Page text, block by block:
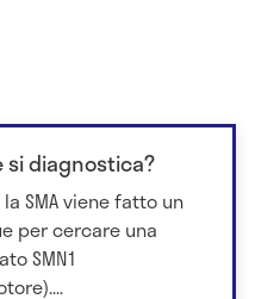
si diagnostica?
SMA viene fatto un
per cercare una
SMN1